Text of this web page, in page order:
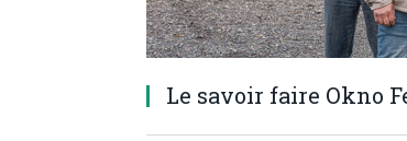
Le savoir faire Okno